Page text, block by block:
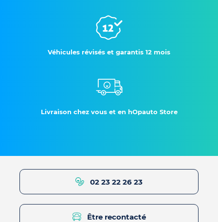
Véhicules révisés et garantis 12 mois
Livraison chez vous et en hOpauto Store
02 23 22 26 23
Être recontacté